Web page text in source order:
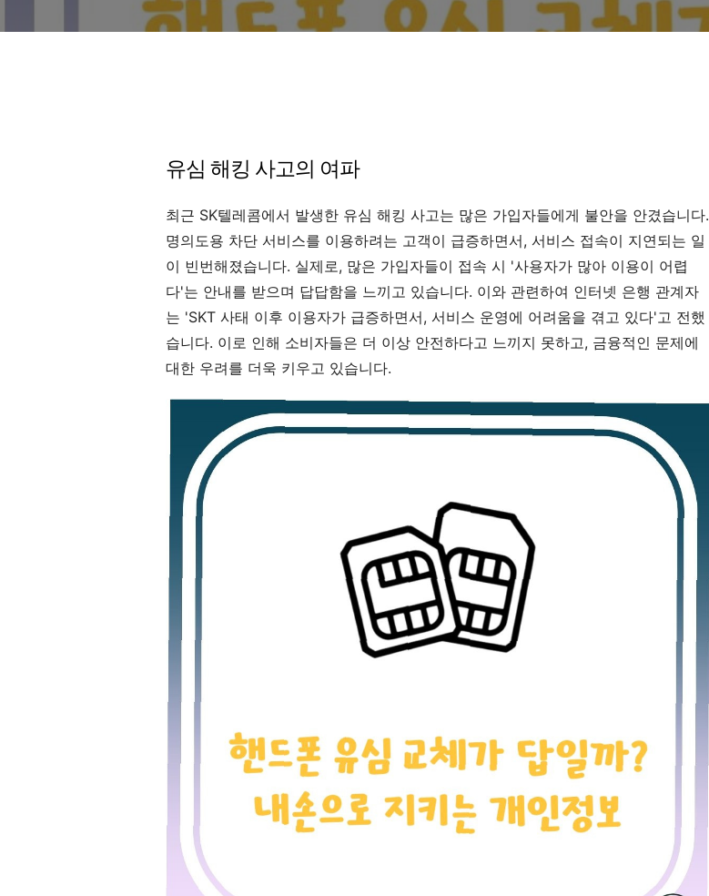
유심 해킹 사고의 여파
최근 SK텔레콤에서 발생한 유심 해킹 사고는 많은 가입자들에게 불안을 안겼습니다.
명의도용 차단 서비스를 이용하려는 고객이 급증하면서, 서비스 접속이 지연되는 일
이 빈번해졌습니다. 실제로, 많은 가입자들이 접속 시 '사용자가 많아 이용이 어렵
다'는 안내를 받으며 답답함을 느끼고 있습니다. 이와 관련하여 인터넷 은행 관계자
는 'SKT 사태 이후 이용자가 급증하면서, 서비스 운영에 어려움을 겪고 있다'고 전했
습니다. 이로 인해 소비자들은 더 이상 안전하다고 느끼지 못하고, 금융적인 문제에
대한 우려를 더욱 키우고 있습니다.